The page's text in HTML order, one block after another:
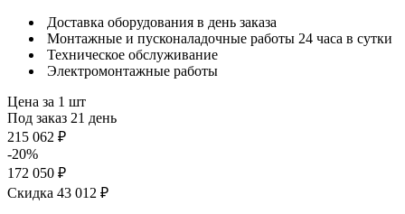
Доставка оборудования в день заказа
Монтажные и пусконаладочные работы 24 часа в сутки
Техническое обслуживание
Электромонтажные работы
Цена за 1 шт
Под заказ 21 день
215 062 ₽
-20%
172 050 ₽
Скидка 43 012 ₽